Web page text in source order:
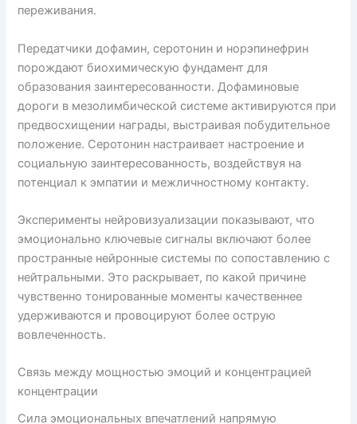
переживания.
Передатчики дофамин, серотонин и норэпинефрин
порождают биохимическую фундамент для
образования заинтересованности. Дофаминовые
дороги в мезолимбической системе активируются при
предвосхищении награды, выстраивая побудительное
положение. Серотонин настраивает настроение и
социальную заинтересованность, воздействуя на
потенциал к эмпатии и межличностному контакту.
Эксперименты нейровизуализации показывают, что
эмоционально ключевые сигналы включают более
пространные нейронные системы по сопоставлению с
нейтральными. Это раскрывает, по какой причине
чувственно тонированные моменты качественнее
удерживаются и провоцируют более острую
вовлеченность.
Связь между мощностью эмоций и концентрацией
концентрации
Сила эмоциональных впечатлений напрямую